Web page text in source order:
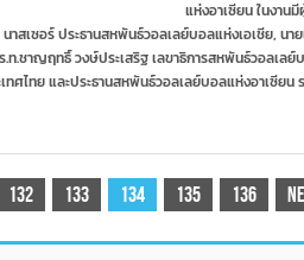
แห่งอาเซียน ในงาน
นาสเซอร์ ประธานสหพันธ์วอลเลย์บอลแห่งเอเชีย,
.ชาญฤทธิ์ วงษ์ประเสริฐ เลขาธิการสหพันธ์วอลเลย์
ศไทย และประธานสหพันธ์วอลเลย์บอลแห่งอาเซียน
132 133 134 135 136